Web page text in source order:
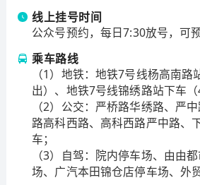
2024年医院门急诊人次数为474万余
6万余人次，住院手术人次数9万余
截至2024年底，医院共有博士生导
师210名，设有6个博士后流动站，
士点。医院有口腔疾病国家临床医
康全国重点实验室（主任单位）、
家工程研究中心、教育部数字医学
部视觉系统疾病医药基础研究创新
织工程研究重点实验室、上海市口
线上挂号时间
公众号预约，每日7:30放号，可
乘车路线
（1）地铁：地铁7号线杨高南路
出）、地铁7号线锦绣路站下车（
（2）公交：严桥路华绣路、严
路高科西路、高科西路严中路、
车；
（3）自驾：院内停车场、由由
场、广汽本田锦仓店停车场、外